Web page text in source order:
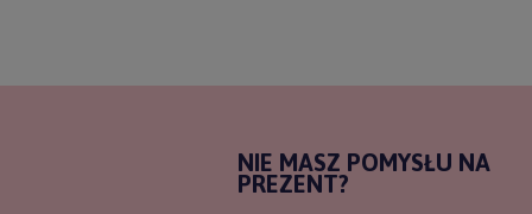
NIE MASZ POMYSŁU NA
PREZENT?